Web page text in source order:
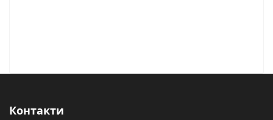
Контакти